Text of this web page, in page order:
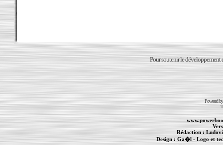
Pour soutenir le développement
Powered
Rédaction :
Design : Ga�l- Logo et